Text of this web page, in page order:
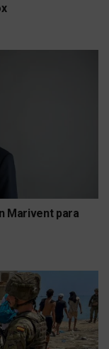
Marivent para